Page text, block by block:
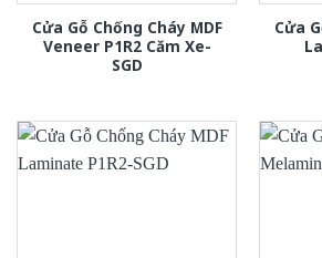
Cửa Gỗ Chống Cháy MDF
Veneer P1R2 Căm Xe-
SGD
Cửa